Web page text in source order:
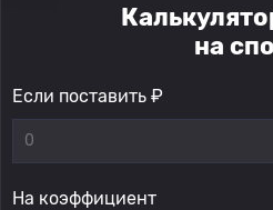
на
Если поставить ₽
На коэффициент